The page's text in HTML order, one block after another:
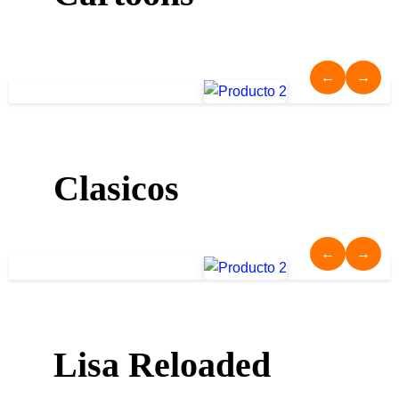
← →
Clasicos
← →
Lisa Reloaded